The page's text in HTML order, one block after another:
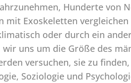
Hunderte von
Exoskeletten
oder durch ein
uns um die Größe des
versuchen, sie zu
Soziologie und